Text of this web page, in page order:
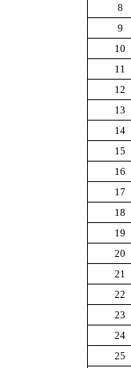
8
9
10
11
12
13
14
15
16
17
18
19
20
21
22
23
24
25